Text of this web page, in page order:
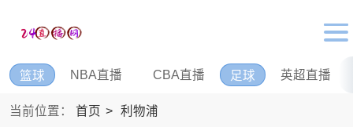
篮球 NBA直播 CBA直播 足球 英超直播
当前位置： 首页 利物浦